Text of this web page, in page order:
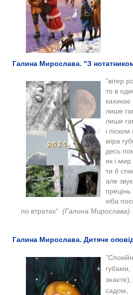
Галина Мирослава. "З
"вітер
то в
лише
лиши
і піском
міра
десь
як і мир
ти б
але
прецінь
хіба
по втратах" (Галина Мирослава)
Галина Мирослава. Дитяче
губами,
садом,